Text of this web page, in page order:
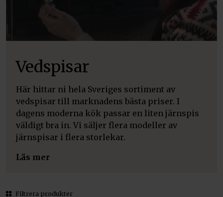
Vedspisar
Här hittar ni hela Sveriges sortiment av
vedspisar till marknadens bästa priser. I
dagens moderna kök passar en liten järnspis
väldigt bra in. Vi säljer flera modeller av
järnspisar i flera storlekar.
Läs mer
Filtrera produkter